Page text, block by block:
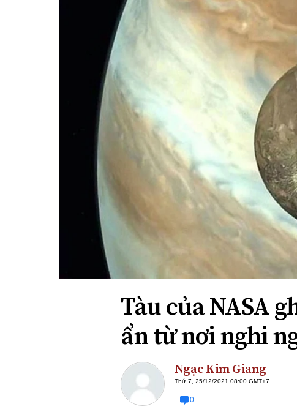
Đối thoại
Thế giới
Hồ sơ điều tra
Tiếng nói công
An ninh - Hình
ĐA CHIỀU INFOCUS
Tàu của NASA
ẩn từ nơi nghi
Ngạc Kim Giang
Thứ 7, 25/12/2021 08:00 GMT+7
0